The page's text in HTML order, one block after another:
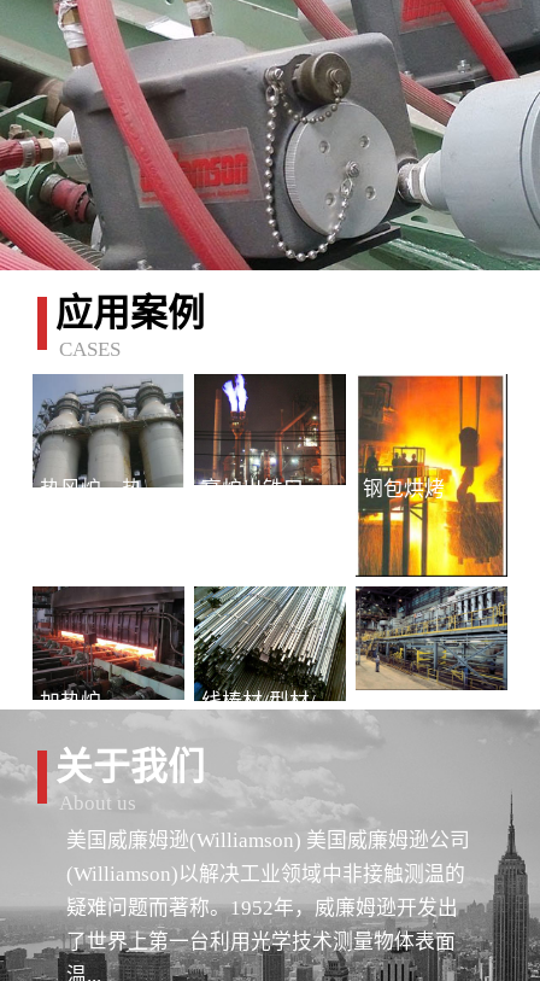
应用案例
CASES
热风炉、热风总管 高炉出铁口铁水连续测温 钢包烘烤
加热炉 线棒材/型材/管材
关于我们
About us
美国威廉姆逊(Williamson) 美国威廉姆逊公司
(Williamson)以解决工业领域中非接触测温的
疑难问题而著称。1952年，威廉姆逊开发出
了世界上第一台利用光学技术测量物体表面
温...